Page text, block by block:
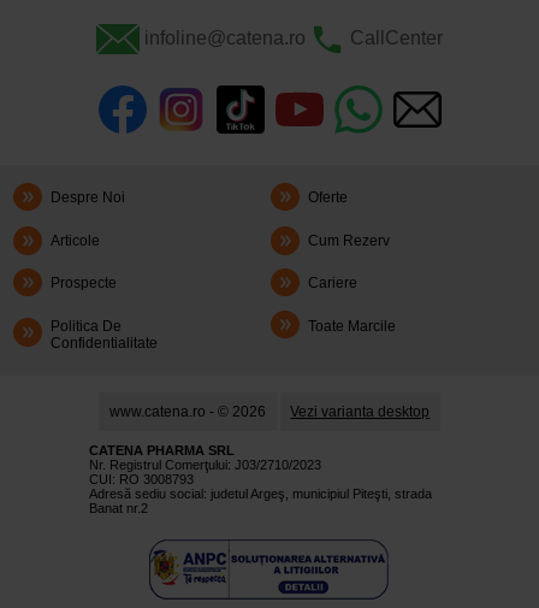
infoline@catena.ro CallCenter
Despre Noi Oferte
Articole Cum Rezerv
Prospecte Cariere
Politica De
Confidentialitate
Toate Marcile
www.catena.ro - © 2026 Vezi varianta desktop
CATENA PHARMA SRL
Nr. Registrul Comerţului: J03/2710/2023
CUI: RO 3008793
Adresă sediu social: judetul Argeş, municipiul Piteşti, strada
Banat nr.2